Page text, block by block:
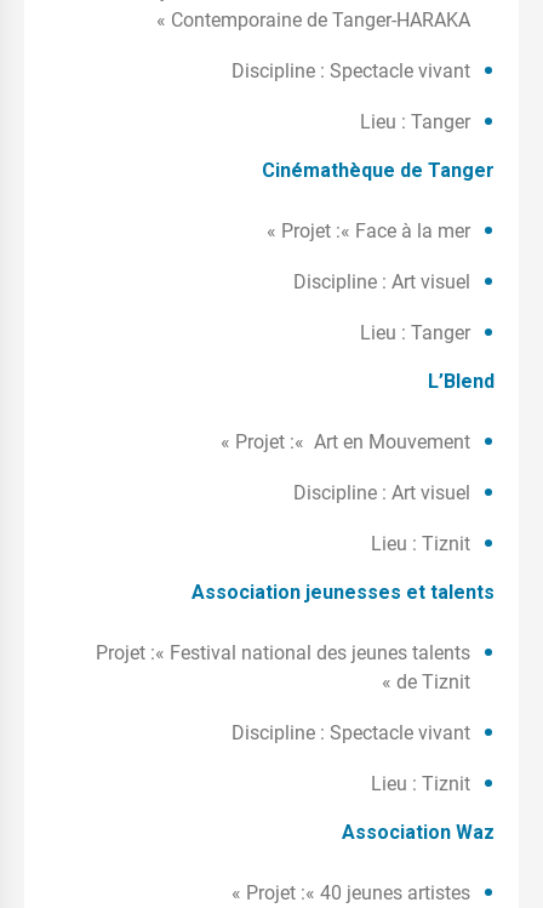
Contemporaine de Tanger-HARAKA »
Discipline : Spectacle vivant
Lieu : Tanger
Cinémathèque de Tanger
Projet :« Face à la mer »
Discipline : Art visuel
Lieu : Tanger
L’Blend
Projet :« Art en Mouvement »
Discipline : Art visuel
Lieu : Tiznit
Association jeunesses et talents
Projet :« Festival national des jeunes talents
de Tiznit »
Discipline : Spectacle vivant
Lieu : Tiznit
Association Waz
Projet :« 40 jeunes artistes »